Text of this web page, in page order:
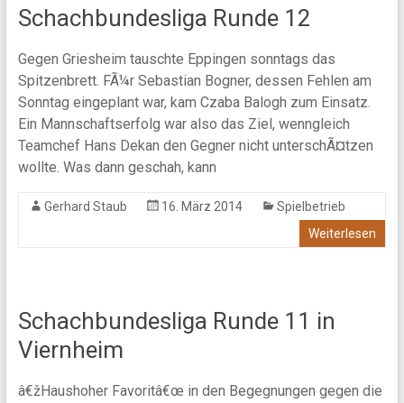
Schachbundesliga Runde 12
Gegen Griesheim tauschte Eppingen sonntags das
Spitzenbrett. FÃ¼r Sebastian Bogner, dessen Fehlen am
Sonntag eingeplant war, kam Czaba Balogh zum Einsatz.
Ein Mannschaftserfolg war also das Ziel, wenngleich
Teamchef Hans Dekan den Gegner nicht unterschÃ¤tzen
wollte. Was dann geschah, kann
Gerhard Staub 16. März 2014
Spielbetrieb
Weiterlesen
Schachbundesliga Runde 11 in
Viernheim
â€žHaushoher Favoritâ€œ in den Begegnungen gegen die